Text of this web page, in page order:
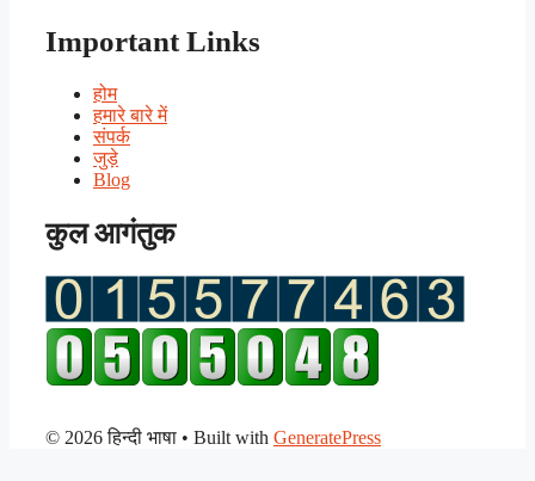
Important Links
होम
हमारे बारे में
संपर्क
जुड़े
Blog
कुल आगंतुक
© 2026 हिन्दी भाषा • Built with GeneratePress